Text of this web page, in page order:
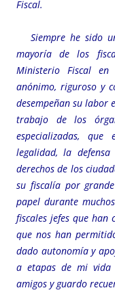
Fiscal.
Siempre he sido
mayoría de los
Ministerio Fiscal
anónimo, riguroso y
desempeñan su labor
trabajo de los
especializadas,
legalidad, la
derechos de los
su fiscalía por
papel durante
fiscales jefes que han
que nos han
dado autonomía y
a etapas de mi vida
amigos y guardo